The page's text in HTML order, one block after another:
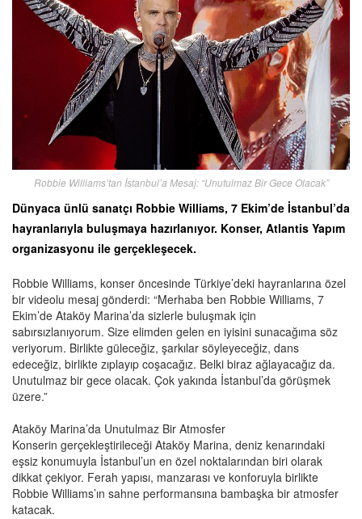
Robbie Williams’tan İstanbul’a Mesaj: “Unutulmaz Bir Gece Olacak”
Dünyaca ünlü sanatçı Robbie Williams, 7 Ekim’de İstanbul’da
hayranlarıyla buluşmaya hazırlanıyor. Konser, Atlantis Yapım
organizasyonu ile gerçekleşecek.
Robbie Williams, konser öncesinde Türkiye’deki hayranlarına özel
bir videolu mesaj gönderdi: “Merhaba ben Robbie Williams, 7
Ekim’de Ataköy Marina’da sizlerle buluşmak için
sabırsızlanıyorum. Size elimden gelen en iyisini sunacağıma söz
veriyorum. Birlikte güleceğiz, şarkılar söyleyeceğiz, dans
edeceğiz, birlikte zıplayıp coşacağız. Belki biraz ağlayacağız da.
Unutulmaz bir gece olacak. Çok yakında İstanbul’da görüşmek
üzere.”
Ataköy Marina’da Unutulmaz Bir Atmosfer
Konserin gerçekleştirileceği Ataköy Marina, deniz kenarındaki
eşsiz konumuyla İstanbul’un en özel noktalarından biri olarak
dikkat çekiyor. Ferah yapısı, manzarası ve konforuyla birlikte
Robbie Williams’ın sahne performansına bambaşka bir atmosfer
katacak.